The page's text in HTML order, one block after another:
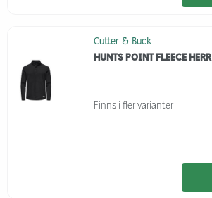
Cutter & Buck
HUNTS POINT FLEECE HERR
Finns i fler varianter